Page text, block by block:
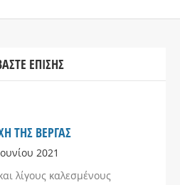
ΕΠΊΣΗΣ
ΤΗΣ ΒΕΡΓΑΣ
2021
λίγους καλεσμένους